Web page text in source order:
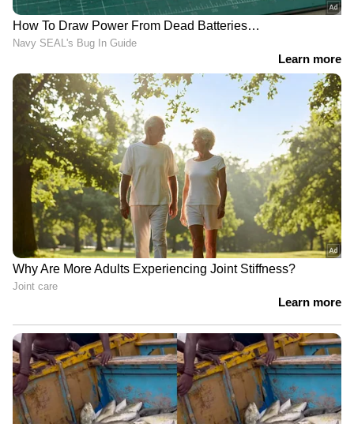
ആമുഖത്തോടെയാണ് ആൻഡി ഗ്രീൻബർഗ്
നിർണായക വിവരങ്ങൾ വയേഡിൽ
പങ്കുവയ്ക്കുന്നത്. ഭീമാ കൊറേഗാവ് കേസിൽ
അറസ്റ്റിലായ ആക്ടിവിസ്റ്റ് റോണാ വിൽസന്റെ
ലാപ് ടോപ്പ് പരിശോധിച്ച അമേരിക്കൻ
സൈബർ ഫോറൻസിക് സ്ഥാപനമായ
ആർസണൽ കൺസൾട്ടൻസി ലാപ്ടോപ്പിൽ
വിവരങ്ങൾ അറസ്റ്റിനു ശേഷം കൃത്രിമമായി
ചേർത്തത് ആണെന്ന വിവരം കഴിഞ്ഞ വർഷം
പുറത്ത് വിട്ടിരുന്നു.
സെൻറിനൽ വൺ എന്ന അമേരിക്കൻ
സൈബർ സുരക്ഷാ സ്ഥാപനം നടത്തിയ തുടർ
പൊലീസ് തന്നെ സ്ഥാപിച്ചതാണെന്ന്
കണ്ടെത്തിയത്. വരവര റാവുവിന്റെയും, റോണാ
വിൽസന്റെയും, മലയാളി പ്രൊഫസർ ഹാനി
ബാബുവിന്റെയും ലാപ്ടോപ്പുകൾ ഹാക്ക്